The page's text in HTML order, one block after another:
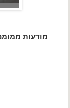
מודעות